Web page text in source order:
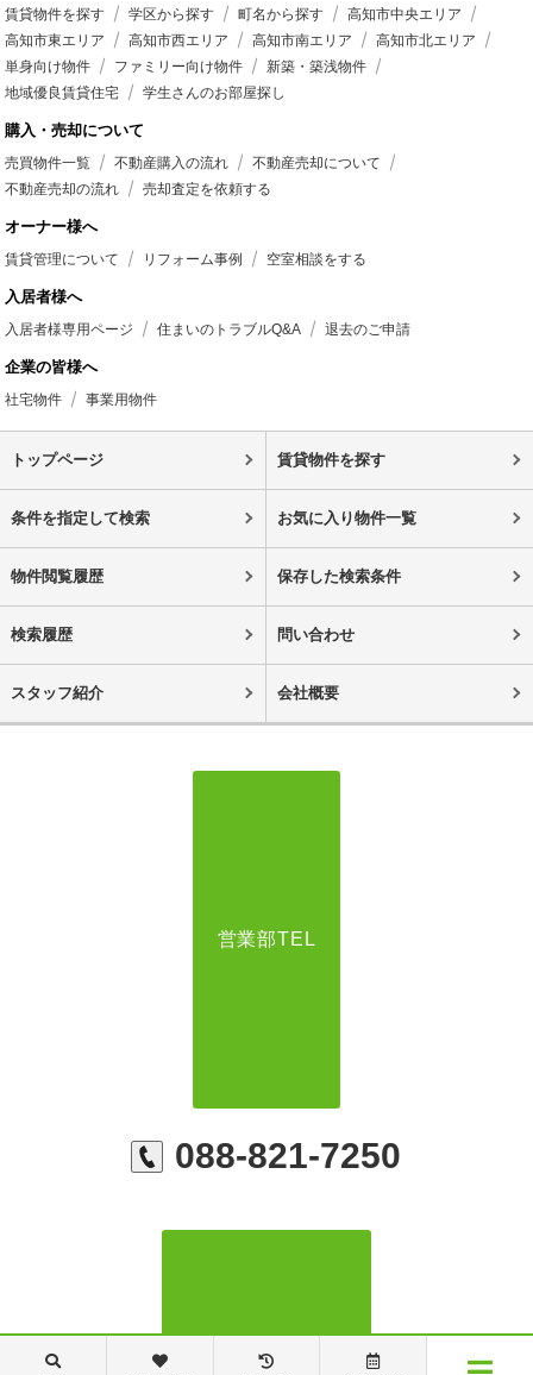
賃貸物件を探す 学区から探す 町名から探す
高知市中央エリア
高知市東エリア
高知市西エリア 高知市南エリア
高知市北エリア
単身向け物件
ファミリー向け物件
新築・築浅物件
地域優良賃貸住宅
学生さんのお部屋探し
購入・売却について
売買物件一覧 不動産購入の流れ
不動産売却について
不動産売却の流れ
売却査定を依頼する
オーナー様へ
賃貸管理について リフォーム事例 空室相談をする
入居者様へ
入居者様専用ページ 住まいのトラブルQ&A 退去のご申請
企業の皆様へ
社宅物件 事業用物件
トップページ 賃貸物件を探す
条件を指定して検索 お気に入り物件一覧
物件閲覧履歴 保存した検索条件
検索履歴 問い合わせ
スタッフ紹介 会社概要
営業部TEL
088-821-7250